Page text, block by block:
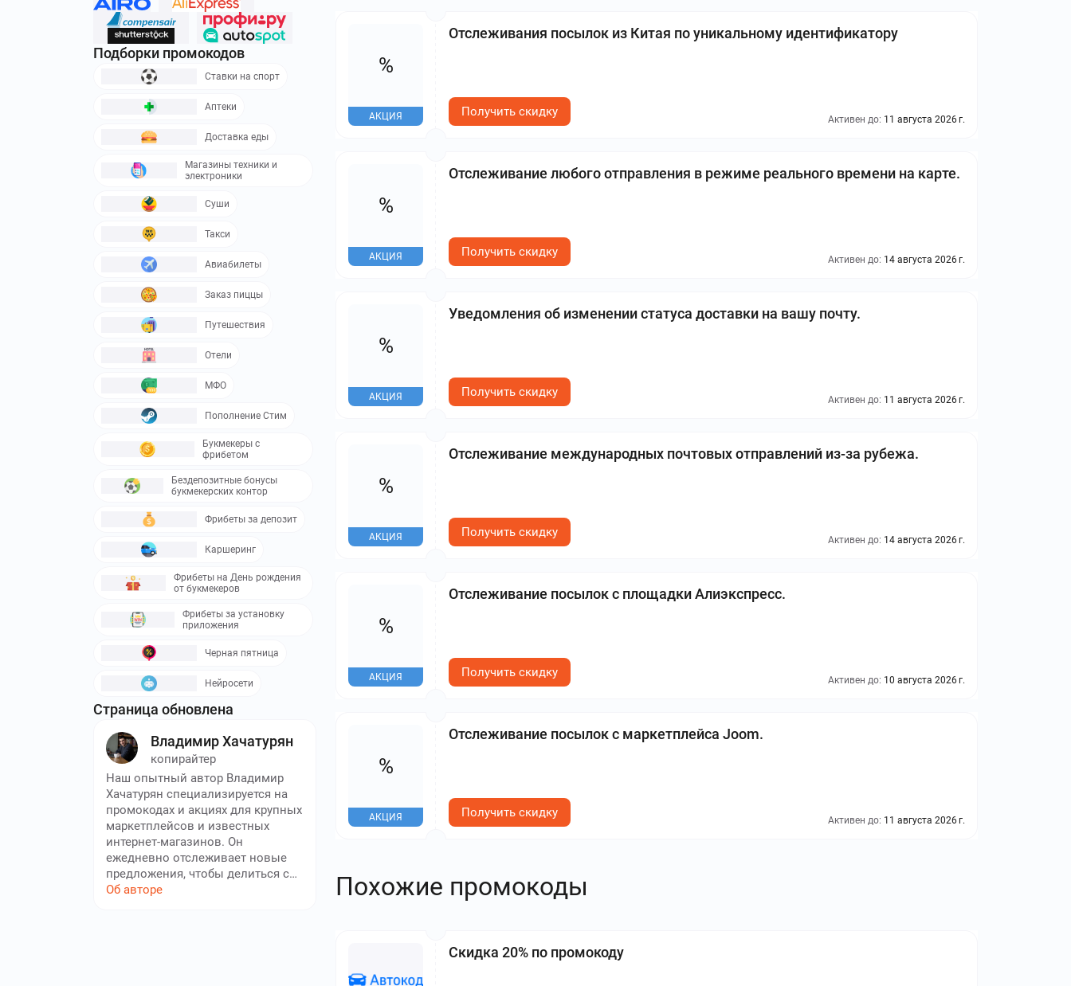
Отслеживания посылок из Китая по уникальному идентификатору
%
АКЦИЯ Активен до: 11 августа 2026 г.
Получить скидку
Отслеживание любого отправления в режиме реального времени на карте.
%
АКЦИЯ Активен до: 14 августа 2026 г.
Получить скидку
Уведомления об изменении статуса доставки на вашу почту.
%
АКЦИЯ Активен до: 11 августа 2026 г.
Получить скидку
Отслеживание международных почтовых отправлений из-за рубежа.
%
АКЦИЯ Активен до: 14 августа 2026 г.
Получить скидку
Отслеживание посылок с площадки Алиэкспресс.
%
АКЦИЯ Активен до: 10 августа 2026 г.
Получить скидку
Отслеживание посылок с маркетплейса Joom.
%
АКЦИЯ Активен до: 11 августа 2026 г.
Получить скидку
Похожие промокоды
Скидка 20% по промокоду
Подборки промокодов
Ставки на спорт
Аптеки
Доставка еды
Магазины техники и
электроники
Суши
Такси
Авиабилеты
Заказ пиццы
Путешествия
Отели
МФО
Пополнение Стим
Букмекеры с
фрибетом
Бездепозитные бонусы
букмекерских контор
Фрибеты за депозит
Каршеринг
Фрибеты на День рождения
от букмекеров
Фрибеты за установку
приложения
Черная пятница
Нейросети
Страница обновлена
Владимир Хачатурян
копирайтер
Наш опытный автор Владимир
Хачатурян специализируется на
промокодах и акциях для крупных
маркетплейсов и известных
интернет-магазинов. Он
ежедневно отслеживает новые
предложения, чтобы делиться с
читателями только самыми
Об авторе